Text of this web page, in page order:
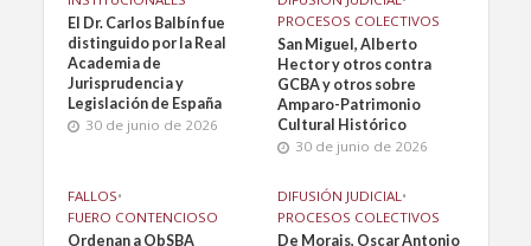
El Dr. Carlos Balbín fue
distinguido por la Real
Academia de
Jurisprudencia y
Legislación de España
30 de junio de 2026
PROCESOS COLECTIVOS
San Miguel, Alberto
Hector y otros contra
GCBA y otros sobre
Amparo-Patrimonio
Cultural Histórico
30 de junio de 2026
FALLOS•
FUERO CONTENCIOSO
Ordenan a ObSBA
DIFUSIÓN JUDICIAL •
PROCESOS COLECTIVOS
De Morais, Oscar Antonio